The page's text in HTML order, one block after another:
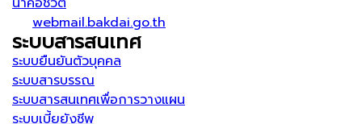
webmail.bakdai.go.th
ระบบสารสนเทศ
ระบบยืนยันตัวบุคคล
ระบบสารบรรณ
ระบบสารสนเทศเพื่อการวางแผน
ระบบเบี้ยยังชีพ